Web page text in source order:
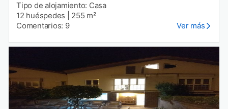
Tipo de alojamiento: Casa
12 huéspedes
255 m²
Comentarios: 9
Ver más